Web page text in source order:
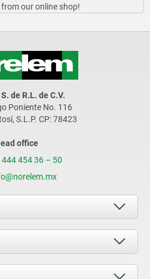
our online shop!
de R.L. de C.V.
Poniente No. 116
S.L.P. CP: 78423
office
444 454 36 – 50